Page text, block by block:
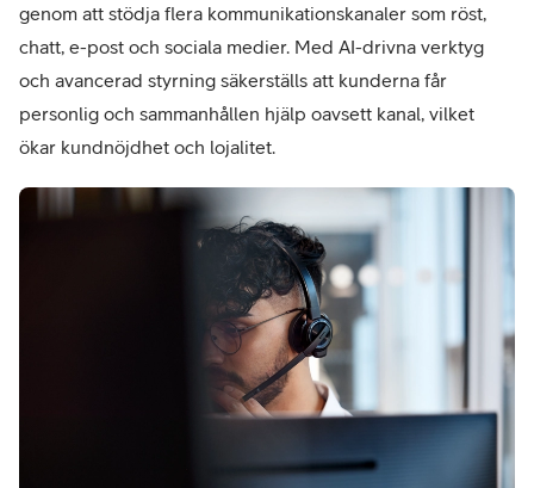
genom att stödja flera kommunikationskanaler som röst,
chatt, e-post och sociala medier. Med AI-drivna verktyg
och avancerad styrning säkerställs att kunderna får
personlig och sammanhållen hjälp oavsett kanal, vilket
ökar kundnöjdhet och lojalitet.